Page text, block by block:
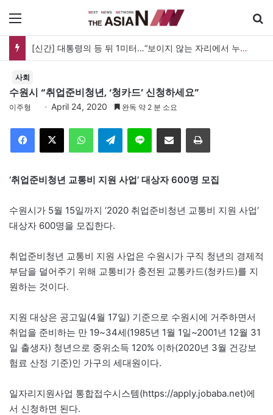
[신간] 대통령의 등 뒤 1미터…“보이지 않는 자리에서 누구를 지킨다는 것”
사회
수원시 “취업준비청년, ‘청카드’ 신청하세요”
이주형 April 24, 2020 완독 약 2 분 소요
Telegram 이메일
‘취업준비청년 교통비 지원 사업’ 대상자 600명 모집
수원시가 5월 15일까지 ‘2020 취업준비청년 교통비 지원 사업’
대상자 600명을 모집한다.
취업준비청년 교통비 지원 사업은 수원시가 구직 청년의 경제적
부담을 덜어주기 위해 교통비가 충전된 교통카드(청카드)를 지
원하는 것이다.
지원 대상은 공고일(4월 17일) 기준으로 수원시에 거주하면서
취업을 준비하는 만 19~34세(1985년 1월 1일~2001년 12월 31
일 출생자) 청년으로 중위소득 120% 이하(2020년 3월 건강보
험료 산정 기준)인 가구의 세대원이다.
일자리지원사업 통합접수시스템(https://apply.jobaba.net)에
서 신청하면 된다.